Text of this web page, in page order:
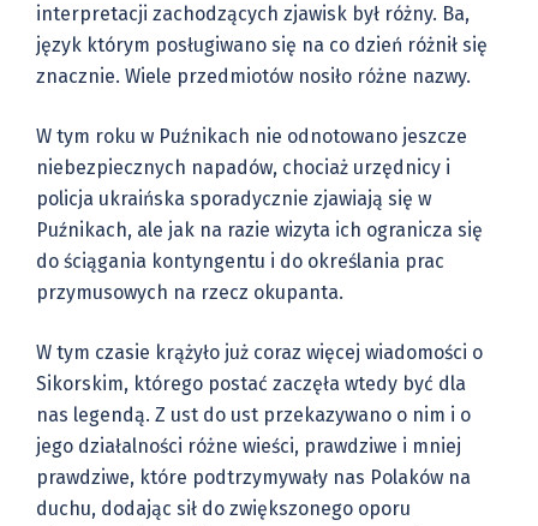
interpretacji zachodzących zjawisk był różny. Ba,
język którym posługiwano się na co dzień różnił się
znacznie. Wiele przedmiotów nosiło różne nazwy.
W tym roku w Puźnikach nie odnotowano jeszcze
niebezpiecznych napadów, chociaż urzędnicy i
policja ukraińska sporadycznie zjawiają się w
Puźnikach, ale jak na razie wizyta ich ogranicza się
do ściągania kontyngentu i do określania prac
przymusowych na rzecz okupanta.
W tym czasie krążyło już coraz więcej wiadomości o
Sikorskim, którego postać zaczęła wtedy być dla
nas legendą. Z ust do ust przekazywano o nim i o
jego działalności różne wieści, prawdziwe i mniej
prawdziwe, które podtrzymywały nas Polaków na
duchu, dodając sił do zwiększonego oporu